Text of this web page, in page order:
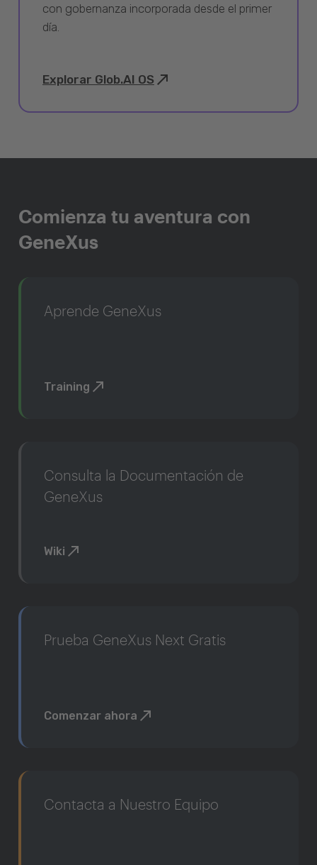
con gobernanza incorporada desde el primer
día.
Explorar Glob.AI OS
Comienza tu aventura con
GeneXus
Aprende GeneXus
Training
Consulta la Documentación de
GeneXus
Wiki
Prueba GeneXus Next Gratis
Comenzar ahora
Contacta a Nuestro Equipo